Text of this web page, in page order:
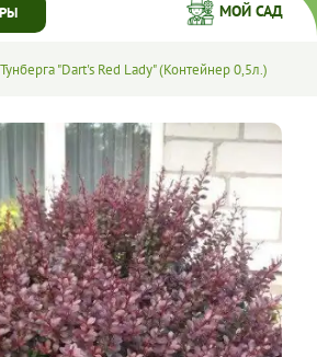
ГЛАВНАЯ
КАТАЛОГ
СПЕЦПРЕДЛОЖЕНИЯ
РЕШЕНИЯ
О НАС
УСЛОВИЯ РАБОТЫ
МОЙ САД
"Dart's Red Lady" (Контейнер 0,5л.)